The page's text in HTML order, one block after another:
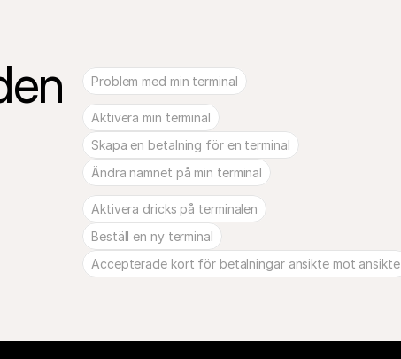
Problem med min terminal
Aktivera min terminal
Skapa en betalning för en terminal
Ändra namnet på min terminal
Aktivera dricks på terminalen
Beställ en ny terminal
Accepterade kort för betalningar ansikte mot ansikte